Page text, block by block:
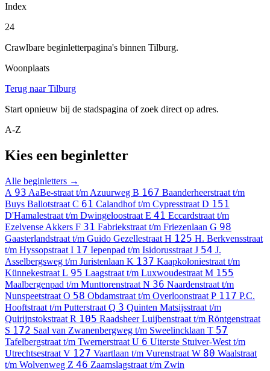
Index
24
Crawlbare beginletterpagina's binnen Tilburg.
Woonplaats
Terug naar Tilburg
Start opnieuw bij de stadspagina of zoek direct op adres.
A-Z
Kies een beginletter
Alle beginletters →
A 93 AaBe-straat t/m Azuurweg B 167 Baanderheerstraat t/m
Buys Ballotstraat C 61 Calandhof t/m Cypresstraat D 151
D'Hamalestraat t/m Dwingeloostraat E 41 Eccardstraat t/m
Ezelvense Akkers F 31 Fabriekstraat t/m Friezenlaan G 98
Gaasterlandstraat t/m Guido Gezellestraat H 125 H. Berkvensstraat
t/m Hyssopstraat I 17 Iepenpad t/m Isidorusstraat J 54 J.
Asselbergsweg t/m Juristenlaan K 137 Kaapkoloniestraat t/m
Künnekestraat L 95 Laagstraat t/m Luxwoudestraat M 155
Maalbergenpad t/m Munttorenstraat N 36 Naardenstraat t/m
Nunspeetstraat O 58 Obdamstraat t/m Overloonstraat P 117 P.C.
Hooftstraat t/m Putterstraat Q 3 Quinten Matsijsstraat t/m
Quirijnstokstraat R 105 Raadsheer Luijbenstraat t/m Röntgenstraat
S 172 Saal van Zwanenbergweg t/m Sweelincklaan T 57
Tafelbergstraat t/m Twernerstraat U 6 Uiterste Stuiver-West t/m
Utrechtsestraat V 127 Vaartlaan t/m Vurenstraat W 80 Waalstraat
t/m Wolvenweg Z 46 Zaamslagstraat t/m Zwin